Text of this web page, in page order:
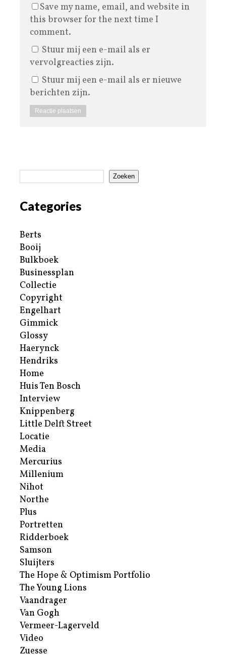
Save my name, email, and website in
this browser for the next time I
comment.
Stuur mij een e-mail als er
vervolgreacties zijn.
Stuur mij een e-mail als er nieuwe
berichten zijn.
Zoeken
Categories
Berts
Booij
Bulkboek
Businessplan
Collectie
Copyright
Engelhart
Gimmick
Glossy
Haerynck
Hendriks
Home
Huis Ten Bosch
Interview
Knippenberg
Little Delft Street
Locatie
Media
Mercurius
Millenium
Nihot
Northe
Plus
Portretten
Ridderboek
Samson
Sluijters
The Hope & Optimism Portfolio
The Young Lions
Vaandrager
Van Gogh
Vermeer-Lagerveld
Video
Zuesse